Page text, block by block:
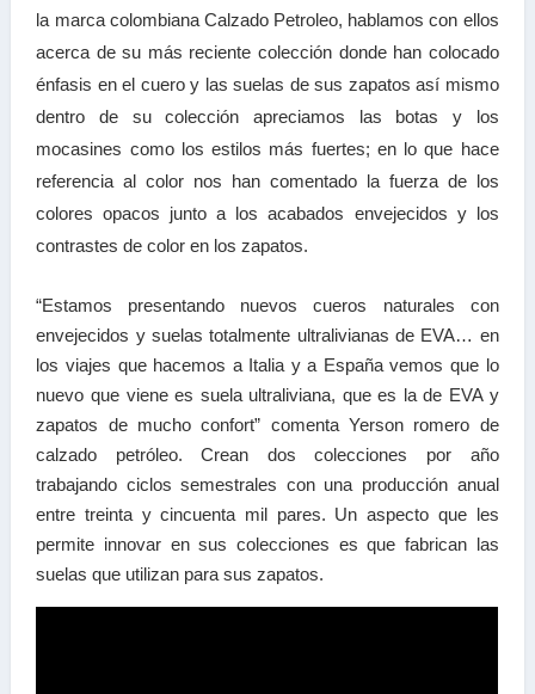
la marca colombiana Calzado Petroleo, hablamos con ellos
acerca de su más reciente colección donde han colocado
énfasis en el cuero y las suelas de sus zapatos así mismo
dentro de su colección apreciamos las botas y los
mocasines como los estilos más fuertes; en lo que hace
referencia al color nos han comentado la fuerza de los
colores opacos junto a los acabados envejecidos y los
contrastes de color en los zapatos.
“Estamos presentando nuevos cueros naturales con
envejecidos y suelas totalmente ultralivianas de EVA… en
los viajes que hacemos a Italia y a España vemos que lo
nuevo que viene es suela ultraliviana, que es la de EVA y
zapatos de mucho confort” comenta Yerson romero de
calzado petróleo. Crean dos colecciones por año
trabajando ciclos semestrales con una producción anual
entre treinta y cincuenta mil pares. Un aspecto que les
permite innovar en sus colecciones es que fabrican las
suelas que utilizan para sus zapatos.